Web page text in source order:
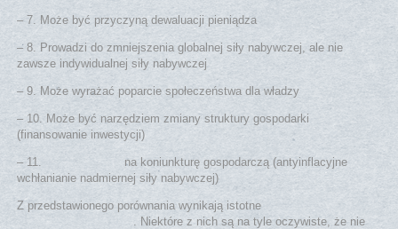
– 7. Może być przyczyną dewaluacji pieniądza
– 8. Prowadzi do zmniejszenia globalnej siły nabywczej, ale nie
zawsze indywidualnej siły nabywczej
– 9. Może wyrażać poparcie społeczeństwa dla władzy
– 10. Może być narzędziem zmiany struktury gospodarki
(finansowanie inwestycji)
– 11. Może wpływać
na koniunkturę gospodarczą (antyinflacyjne
wchłanianie nadmiernej siły nabywczej)
Z przedstawionego porównania wynikają istotne
podatkiem a pożyczką . Niektóre z nich są na tyle oczywiste, że nie